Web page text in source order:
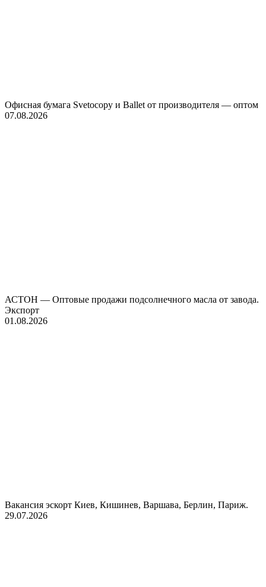
Офисная бумага Svetocopy и Ballet от производителя — оптом
07.08.2026
АСТОН — Оптовые продажи подсолнечного масла от завода.
Экспорт
01.08.2026
Вакансия эскорт Киев, Кишинев, Варшава, Берлин, Париж.
29.07.2026